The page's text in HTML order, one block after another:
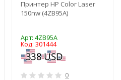
Принтер HP Color Laser
150nw (4ZB95A)
Арт: 4ZB95A
Код: 301444
0